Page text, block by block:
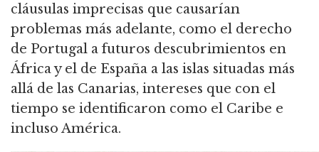
cláusulas imprecisas que causarían
problemas más adelante, como el derecho
de Portugal a futuros descubrimientos en
África y el de España a las islas situadas más
allá de las Canarias, intereses que con el
tiempo se identificaron como el Caribe e
incluso América.